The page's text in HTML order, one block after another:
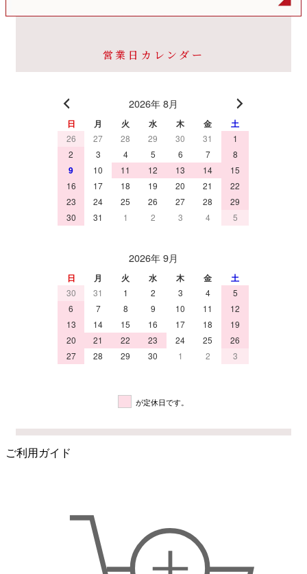
営業日カレンダー
2026年 8月
日 月 火 水 木 金 土
26 27 28 29 30 31
1
2
3 4 5 6 7 8
9 10 11 12 13 14
15
16
17 18 19 20 21
22
23
24 25 26 27 28
29
30
31 1 2 3 4 5
2026年 9月
日 月 火 水 木 金 土
30 31 1 2 3 4
5
6
7 8 9 10 11
12
13
14 15 16 17 18
19
20
21 22 23 24 25
26
27
28 29 30 1 2 3
が定休日です。
ご利用ガイド